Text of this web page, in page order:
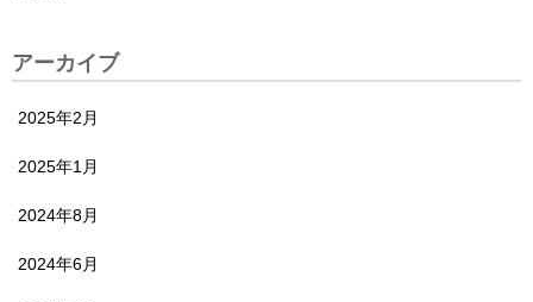
アーカイブ
2025年2月
2025年1月
2024年8月
2024年6月